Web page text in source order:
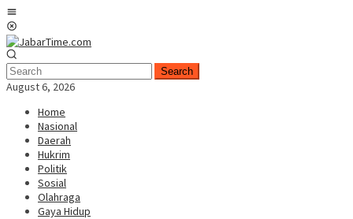
Skip
to
content
Search
August 6, 2026
Home
Nasional
Daerah
Hukrim
Politik
Sosial
Olahraga
Gaya Hidup